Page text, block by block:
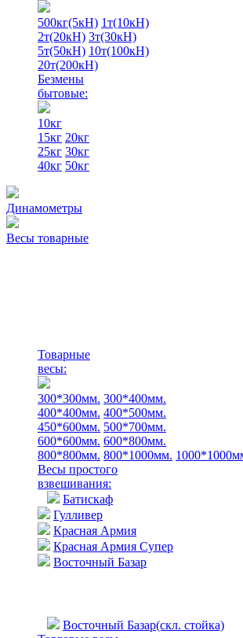
500кг(5кН) 1т(10кН)
2т(20кН) 3т(30кН)
5т(50кН) 10т(100кН)
20т(200кН)
Безмены
бытовые:
10кг
15кг 20кг
25кг 30кг
40кг 50кг
Динамометры
Весы товарные
Товарные
весы:
300*300мм. 300*400мм.
400*400мм. 400*500мм.
450*600мм. 500*700мм.
600*600мм. 600*800мм.
800*800мм. 800*1000мм.
Весы простого
взвешивания:
Батискаф
Гулливер
Красная Армия
Красная Армия Супер
Восточный Базар
Восточный Базар(скл. стойка)